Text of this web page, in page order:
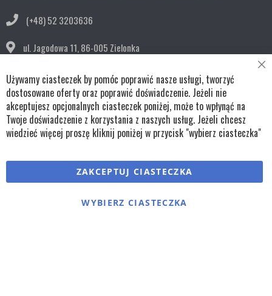
(+48) 52 3203636
ul. Jagodowa 11, 86-005 Zielonka
bok@remko.pl
OBSERWUJ NAS
Copyright © wszystkie prawa zastrzeżone TKL Progress
RegulaminyPolityka cookiesPolityka prywatności
Używamy ciasteczek by pomóc poprawić nasze usługi, tworzyć
dostosowane oferty oraz poprawić doświadczenie. Jeżeli nie
akceptujesz opcjonalnych ciasteczek poniżej, może to wpłynąć na
Twoje doświadczenie z korzystania z naszych usług. Jeżeli chcesz
wiedzieć więcej proszę kliknij poniżej w przycisk "wybierz ciasteczka"
ZAKCEPTUJ CIASTECZKA
WYBIERZ CIASTECZKA